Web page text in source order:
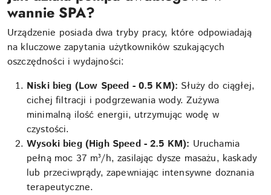
wannie SPA?
Urządzenie posiada dwa tryby pracy, które odpowiadają
na kluczowe zapytania użytkowników szukających
oszczędności i wydajności:
Niski bieg (Low Speed - 0.5 KM): Służy do ciągłej,
cichej filtracji i podgrzewania wody. Zużywa
minimalną ilość energii, utrzymując wodę w
czystości.
Wysoki bieg (High Speed - 2.5 KM): Uruchamia
pełną moc 37 m³/h, zasilając dysze masażu, kaskady
lub przeciwprądy, zapewniając intensywne doznania
terapeutyczne.